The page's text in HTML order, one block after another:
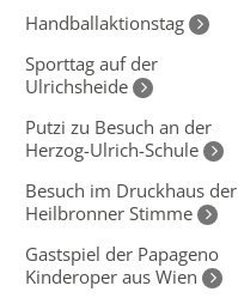
Handballaktionstag
Sporttag auf der
Ulrichsheide
Putzi zu Besuch an der
Herzog-Ulrich-Schule
Besuch im Druckhaus der
Heilbronner Stimme
Gastspiel der Papageno
Kinderoper aus Wien